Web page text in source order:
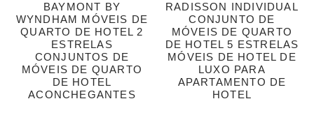
BAYMONT BY
WYNDHAM MÓVEIS DE
QUARTO DE HOTEL 2
ESTRELAS
CONJUNTOS DE
MÓVEIS DE QUARTO
DE HOTEL
ACONCHEGANTES
RADISSON INDIVIDUAL
CONJUNTO DE
MÓVEIS DE QUARTO
DE HOTEL 5 ESTRELAS
MÓVEIS DE HOTEL DE
LUXO PARA
APARTAMENTO DE
HOTEL